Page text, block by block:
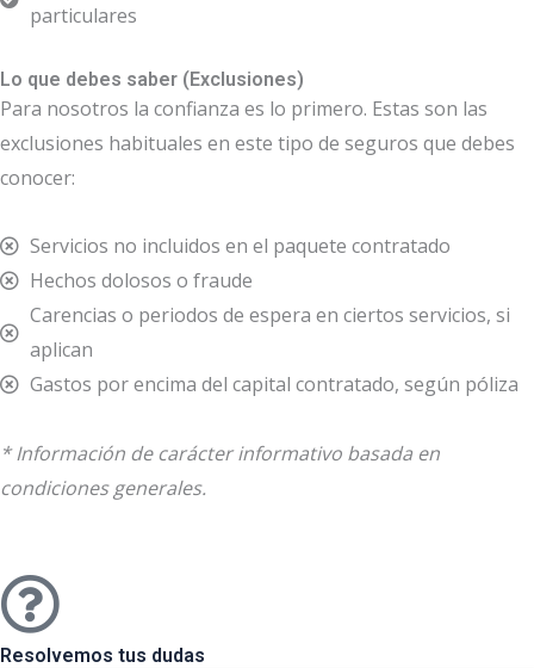
particulares
Lo que debes saber (Exclusiones)
Para nosotros la confianza es lo primero. Estas son las
exclusiones habituales en este tipo de seguros que debes
conocer:
Servicios no incluidos en el paquete contratado
Hechos dolosos o fraude
Carencias o periodos de espera en ciertos servicios, si
aplican
Gastos por encima del capital contratado, según póliza
* Información de carácter informativo basada en
condiciones generales.
Resolvemos tus dudas